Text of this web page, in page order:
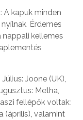
A kapuk minden
Érdemes
nappali kellemes
Joone (UK),
Metha,
fellépők voltak:
(április), valamint